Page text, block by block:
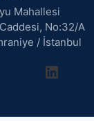
Mahallesi
No:32/A
/ İstanbul
linkedin